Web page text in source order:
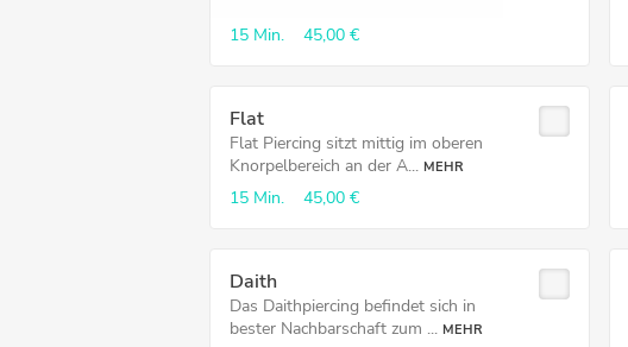
15 Min. 45,00 €
Flat
Flat Piercing sitzt mittig im oberen
Knorpelbereich an der A... MEHR
15 Min. 45,00 €
Daith
Das Daithpiercing befindet sich in
bester Nachbarschaft zum ... MEHR